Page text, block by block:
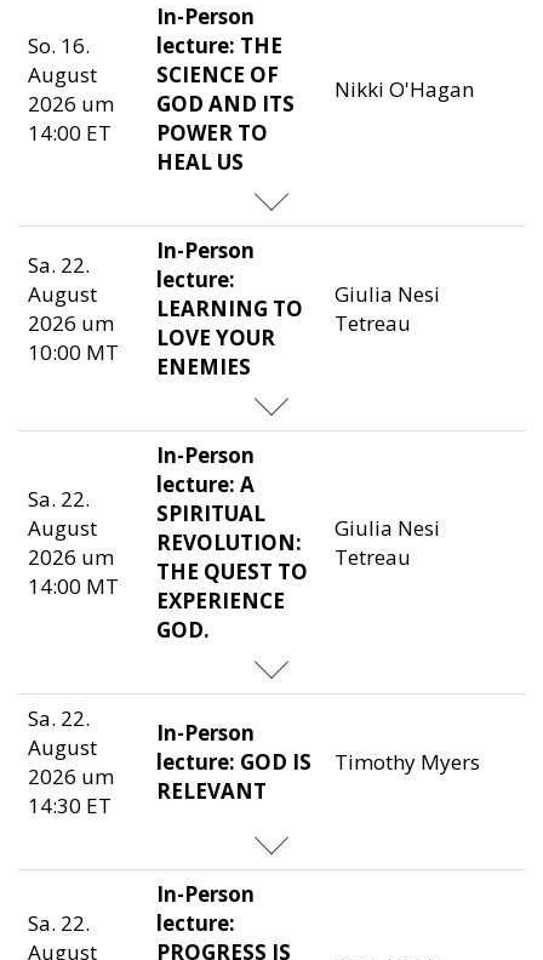
So. 16.
August
2026 um
14:00 ET
In-Person
lecture: THE
SCIENCE OF
GOD AND ITS
POWER TO
HEAL US
Nikki O'Hagan
Sa. 22.
August
2026 um
10:00 MT
In-Person
lecture:
LEARNING TO
LOVE YOUR
ENEMIES
Giulia Nesi
Tetreau
Sa. 22.
August
2026 um
14:00 MT
In-Person
lecture: A
SPIRITUAL
REVOLUTION:
THE QUEST TO
EXPERIENCE
GOD.
Giulia Nesi
Tetreau
Sa. 22.
August
2026 um
14:30 ET
In-Person
lecture: GOD IS
RELEVANT
Timothy Myers
Sa. 22.
August
In-Person
lecture:
PROGRESS IS